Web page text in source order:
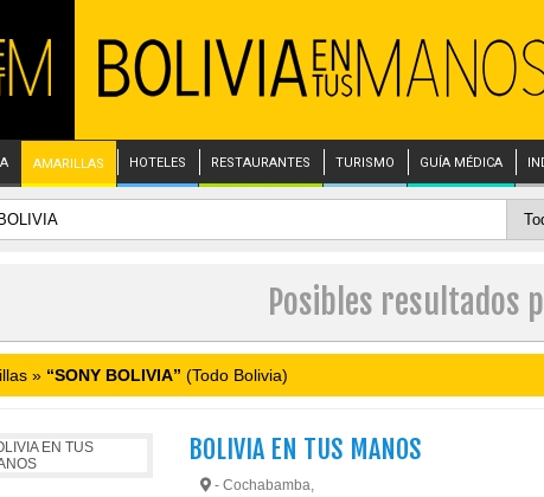
AMARILLAS HOTELES RESTAURANTES TURISMO GUÍA MÉDICA
Posibles resultados
» “SONY BOLIVIA” (Todo Bolivia)
BOLIVIA EN TUS MANOS
- Cochabamba,